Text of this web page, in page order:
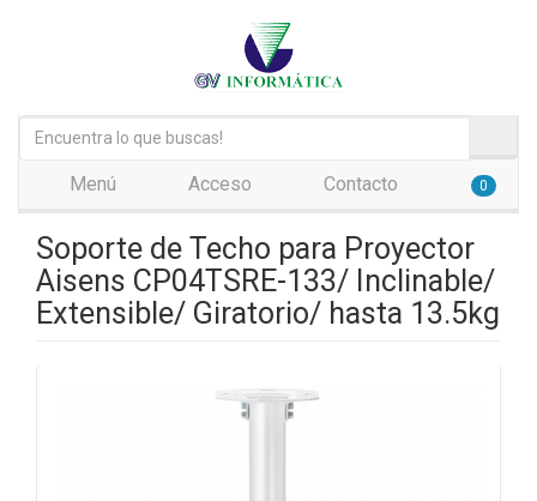
Menú Acceso Contacto 0
Soporte de Techo para Proyector
Aisens CP04TSRE-133/ Inclinable/
Extensible/ Giratorio/ hasta 13.5kg